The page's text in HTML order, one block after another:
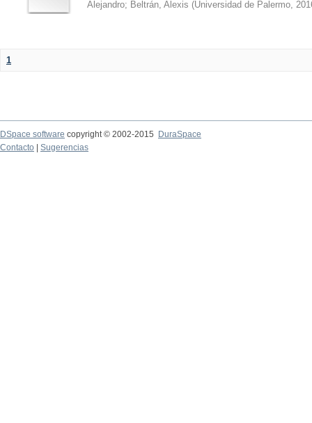
Alejandro; Beltrán, Alexis (Universidad de Palermo,
1
DSpace software copyright © 2002-2015
DuraSpace
Contacto
Sugerencias